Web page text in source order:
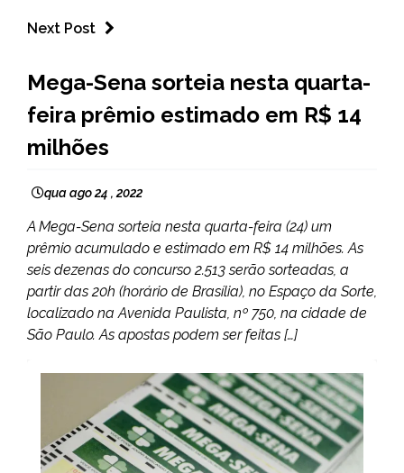
Next Post
NOTÍCIAS
Mega-Sena sorteia nesta quarta-
feira prêmio estimado em R$ 14
milhões
qua ago 24 , 2022
A Mega-Sena sorteia nesta quarta-feira (24) um
prêmio acumulado e estimado em R$ 14 milhões. As
seis dezenas do concurso 2.513 serão sorteadas, a
partir das 20h (horário de Brasília), no Espaço da Sorte,
localizado na Avenida Paulista, nº 750, na cidade de
São Paulo. As apostas podem ser feitas […]